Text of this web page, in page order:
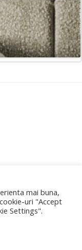
mai buna,
uri "Accept
Settings".